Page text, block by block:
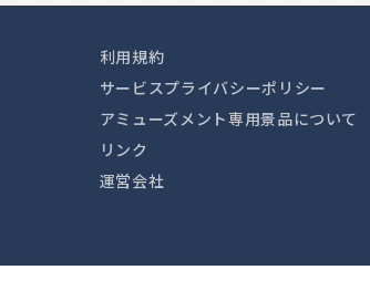
利用規約
サービスプライバシーポリシー
アミューズメント専用景品について
リンク
運営会社